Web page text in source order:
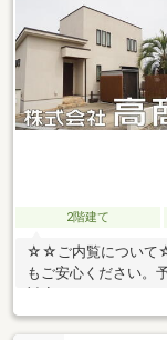
みが、整っていま
っております♪お家
ださい＾＾
2階建て
☆☆ご内覧について
もご安心ください。